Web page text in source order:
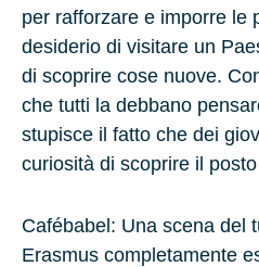
per rafforzare e imporre le
desiderio di visitare un
di scoprire cose nuove.
che tutti la debbano
stupisce il fatto che dei
curiosità di scoprire il
Cafébabel: Una scena del
Erasmus completamente